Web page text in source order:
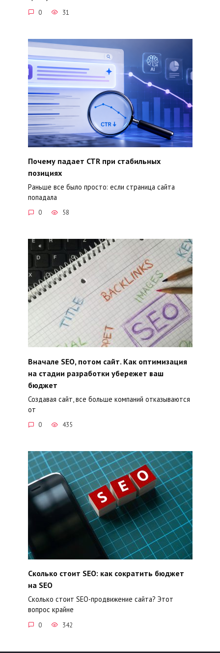
0 31
Почему падает CTR при стабильных
позициях
Раньше все было просто: если страница сайта
попадала
0 58
Вначале SEO, потом сайт. Как оптимизация
на стадии разработки убережет ваш
бюджет
Создавая сайт, все больше компаний отказываются
от
0 435
Сколько стоит SEO: как сократить бюджет
на SEO
Сколько стоит SEO-продвижение сайта? Этот
вопрос крайне
0 342